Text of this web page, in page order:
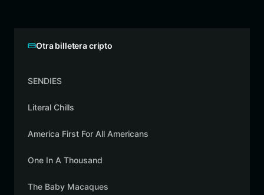
Otra billetera cripto
SENDIES
Literal Chills
America First For All Americans
One In A Thousand
The Baby Macaques